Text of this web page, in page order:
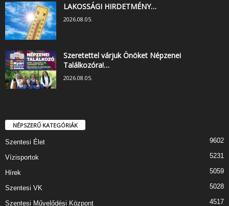
LAKOSSÁGI HIRDETMÉNY…
2026.08.05.
Szeretettel várjuk Önöket Népzenei
Találkozóra!…
2026.08.05.
NÉPSZERŰ KATEGÓRIÁK
Szentesi Élet 9602
Vízisportok 5231
Hírek 5059
Szentesi VK 5028
Szentesi Művelődési Központ 4517